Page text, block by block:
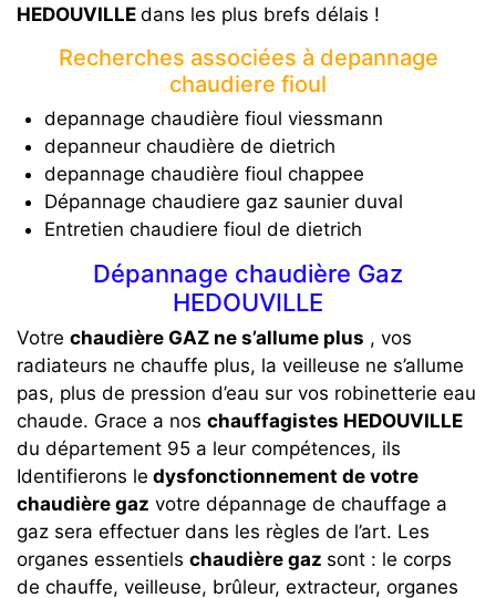
HEDOUVILLE dans les plus brefs délais !
Recherches associées à depannage
chaudiere fioul
depannage chaudière fioul viessmann
depanneur chaudière de dietrich
depannage chaudière fioul chappee
Dépannage chaudiere gaz saunier duval
Entretien chaudiere fioul de dietrich
Dépannage chaudière Gaz
HEDOUVILLE
Votre chaudière GAZ ne s’allume plus , vos
radiateurs ne chauffe plus, la veilleuse ne s’allume
pas, plus de pression d’eau sur vos robinetterie eau
chaude. Grace a nos chauffagistes HEDOUVILLE
du département 95 a leur compétences, ils
Identifierons le dysfonctionnement de votre
chaudière gaz votre dépannage de chauffage a
gaz sera effectuer dans les règles de l’art. Les
organes essentiels chaudière gaz sont : le corps
de chauffe, veilleuse, brûleur, extracteur, organes